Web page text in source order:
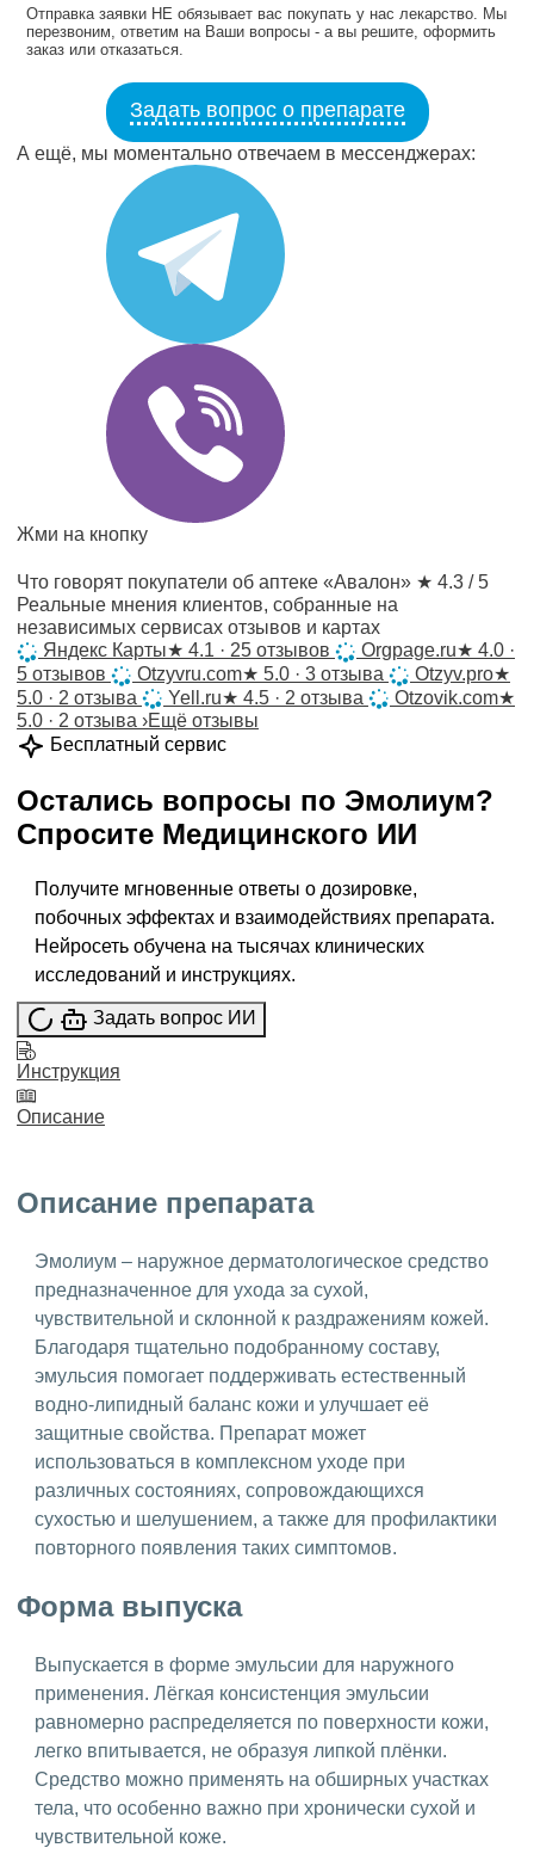
Отправка заявки НЕ обязывает вас покупать у нас лекарство. Мы
перезвоним, ответим на Ваши вопросы - а вы решите, оформить
заказ или отказаться.
Задать вопрос о препарате
А ещё, мы моментально отвечаем в мессенджерах:
Жми на кнопку
Что говорят покупатели об аптеке «Авалон» ★ 4.3 / 5
Реальные мнения клиентов, собранные на
независимых сервисах отзывов и картах
Яндекс Карты★ 4.1 · 25 отзывов Orgpage.ru★ 4.0 ·
5 отзывов
Otzyvru.com★ 5.0 · 3 отзыва Otzyv.pro★
5.0 · 2 отзыва
Yell.ru★ 4.5 · 2 отзыва Otzovik.com★
5.0 · 2 отзыва ›Ещё отзывы
Бесплатный сервис
Остались вопросы по Эмолиум?
Спросите Медицинского ИИ
Получите мгновенные ответы о дозировке,
побочных эффектах и взаимодействиях препарата.
Нейросеть обучена на тысячах клинических
исследований и инструкциях.
Задать вопрос ИИ
Инструкция
Описание
Описание препарата
Эмолиум – наружное дерматологическое средство
предназначенное для ухода за сухой,
чувствительной и склонной к раздражениям кожей.
Благодаря тщательно подобранному составу,
эмульсия помогает поддерживать естественный
водно-липидный баланс кожи и улучшает её
защитные свойства. Препарат может
использоваться в комплексном уходе при
различных состояниях, сопровождающихся
сухостью и шелушением, а также для профилактики
повторного появления таких симптомов.
Форма выпуска
Выпускается в форме эмульсии для наружного
применения. Лёгкая консистенция эмульсии
равномерно распределяется по поверхности кожи,
легко впитывается, не образуя липкой плёнки.
Средство можно применять на обширных участках
тела, что особенно важно при хронически сухой и
чувствительной коже.